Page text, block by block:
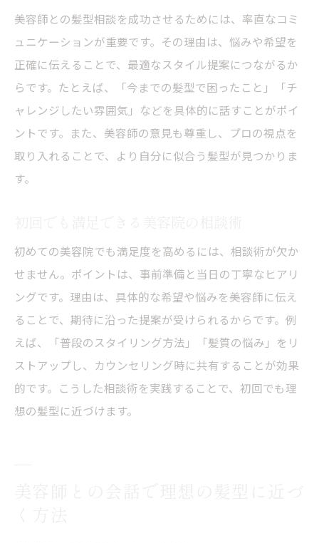
美容師との髪型相談を成功させるためには、率直なコミ
ュニケーションが重要です。その理由は、悩みや希望を
正確に伝えることで、最適なスタイル提案につながるか
らです。たとえば、「今までの髪型で困ったこと」「チ
ャレンジしたい雰囲気」などを具体的に話すことがポイ
ントです。また、美容師の意見も尊重し、プロの視点を
取り入れることで、より自分に似合う髪型が見つかりま
す。
初めての美容院でも満足度を高めるには、相談術が欠か
せません。ポイントは、事前準備と当日の丁寧なヒアリ
ングです。理由は、具体的な希望や悩みを美容師に伝え
ることで、期待に沿った提案が受けられるからです。例
えば、「普段のスタイリング方法」「髪質の悩み」をリ
ストアップし、カウンセリング時に共有することが効果
的です。こうした相談術を実践することで、初回でも理
想の髪型に近づけます。